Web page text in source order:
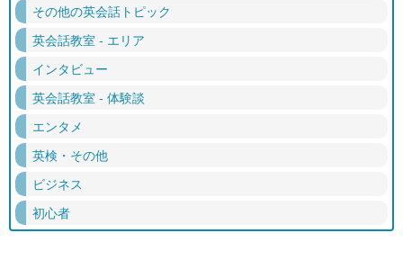
その他の英会話トピック
英会話教室 - エリア
インタビュー
英会話教室 - 体験談
エンタメ
英検・その他
ビジネス
初心者